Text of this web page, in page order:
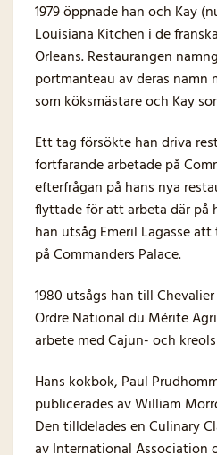
1979 öppnade han och Kay
Louisiana Kitchen i de
Orleans. Restaurangen
portmanteau av deras namn
som köksmästare och Kay
Ett tag försökte han driva
fortfarande arbetade på
efterfrågan på hans nya
flyttade för att arbeta där på
han utsåg Emeril Lagasse
på Commanders Palace.
1980 utsågs han till
Ordre National du Mérite
arbete med Cajun- och
Hans kokbok, Paul
publicerades av William
Den tilldelades en Culinary
av International Association